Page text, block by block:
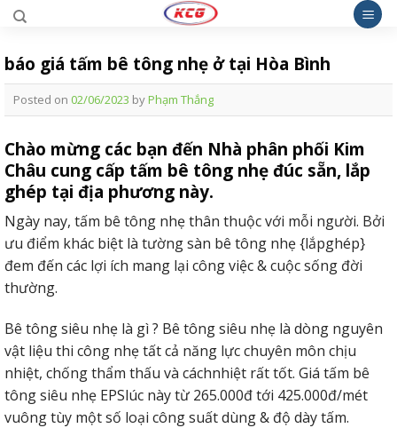
Skip
content
báo giá tấm bê tông nhẹ ở tại Hòa Bình
Posted on 02/06/2023 byPhạm Thắng
Chào mừng các bạn đến Nhà phân phối Kim
Châu cung cấp tấm bê tông nhẹ đúc sẵn, lắp
ghép tại địa phương này.
Ngày nay, tấm bê tông nhẹ thân thuộc với mỗi người. Bởi
ưu điểm khác biệt là tường sàn bê tông nhẹ {lắpghép}
đem đến các lợi ích mang lại công việc & cuộc sống đời
thường.
Bê tông siêu nhẹ là gì ? Bê tông siêu nhẹ là dòng nguyên
vật liệu thi công nhẹ tất cả năng lực chuyên môn chịu
nhiệt, chống thẩm thấu và cáchnhiệt rất tốt. Giá tấm bê
tông siêu nhẹ EPSlúc này từ 265.000đ tới 425.000đ/mét
vuông tùy một số loại công suất dùng & độ dày tấm.